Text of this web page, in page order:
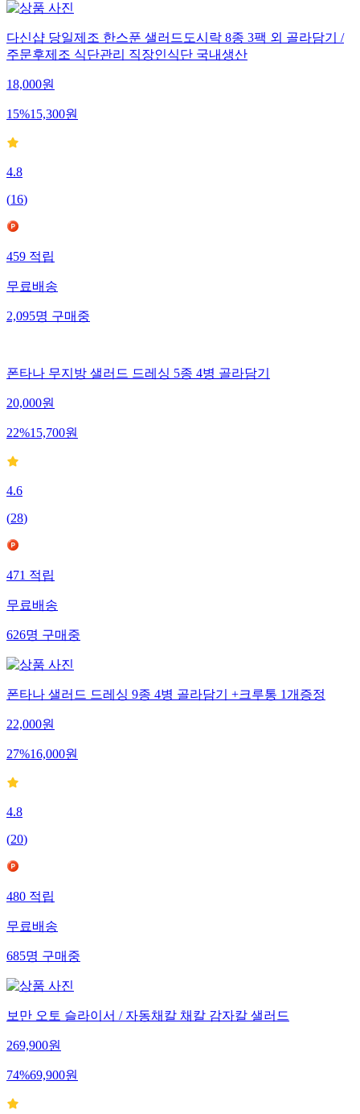
다신샵 당일제조 한스푼 샐러드도시락 8종 3팩 외 골라담기 /
주문후제조 식단관리 직장인식단 국내생산
18,000원
15%15,300원
4.8
(16)
459적립
무료배송
2,095명구매중
폰타나 무지방 샐러드 드레싱 5종 4병 골라담기
20,000원
22%15,700원
4.6
(28)
471적립
무료배송
626명구매중
폰타나 샐러드 드레싱 9종 4병 골라담기 +크루통 1개증정
22,000원
27%16,000원
4.8
(20)
480적립
무료배송
685명구매중
보만 오토 슬라이서 / 자동채칼 채칼 감자칼 샐러드
269,900원
74%69,900원